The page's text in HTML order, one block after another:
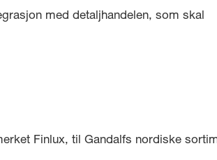
med detaljhandelen, som skal
Finlux, til Gandalfs nordiske